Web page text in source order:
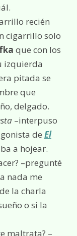
recién
cigarrillo solo
que con los
izquierda
pitada se
que
delgado.
–interpuso
de El
a hojear.
–pregunté
nada me
la charla
o si la
maltrata? –